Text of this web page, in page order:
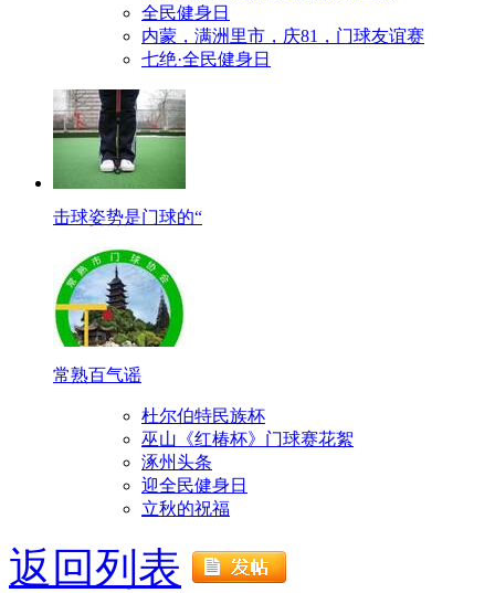
全民健身日
内蒙，满洲里市，庆81，门球友谊赛
七绝·全民健身日
击球姿势是门球的“
常熟百气谣
杜尔伯特民族杯
巫山《红椿杯》门球赛花絮
涿州头条
迎全民健身日
立秋的祝福
返回列表